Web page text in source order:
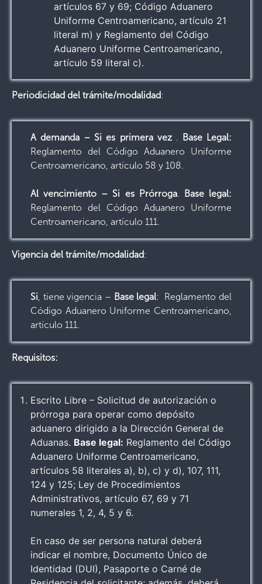
artículos 67 y 69; Código Aduanero
Uniforme Centroamericano, artículo 21
literal m) y Reglamento del Código
Aduanero Uniforme Centroamericano,
artículo 59 literal c).
Periodicidad del trámite/modalidad:
A demanda – Si es primera vez . Base Legal:
Reglamento del Código Aduanero Uniforme
Centroamericano, artículo 58 y 108.
Al vencimiento – Si es Prórroga. Base legal:
Reglamento del Código Aduanero Uniforme
Centroamericano, artículo 111.
Vigencia del trámite/modalidad:
Si, tiene vigencia – Base legal: Reglamento del
Código Aduanero Uniforme Centroamericano,
artículo 111.
Requisitos:
Escrito Libre – Solicitud de autorización o
prórroga para operar como depósito
aduanero dirigido a la Dirección General de
Aduanas. Base legal: Reglamento del Código
Aduanero Uniforme Centroamericano,
artículos 58 literales a), b), c) y d), 107, 111,
124 y 125; Ley de Procedimientos
Administrativos, artículo 67, 69 y 71
numerales 1, 2, 4, 5 y 6.
En caso de ser persona natural deberá
indicar el nombre, Documento Único de
Identidad (DUI), Pasaporte o Carné de